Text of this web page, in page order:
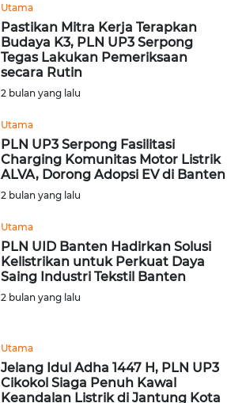
Utama
Pastikan Mitra Kerja Terapkan
Budaya K3, PLN UP3 Serpong
Tegas Lakukan Pemeriksaan
secara Rutin
2 bulan yang lalu
Utama
PLN UP3 Serpong Fasilitasi
Charging Komunitas Motor Listrik
ALVA, Dorong Adopsi EV di Banten
2 bulan yang lalu
Utama
PLN UID Banten Hadirkan Solusi
Kelistrikan untuk Perkuat Daya
Saing Industri Tekstil Banten
2 bulan yang lalu
Utama
Jelang Idul Adha 1447 H, PLN UP3
Cikokol Siaga Penuh Kawal
Keandalan Listrik di Jantung Kota